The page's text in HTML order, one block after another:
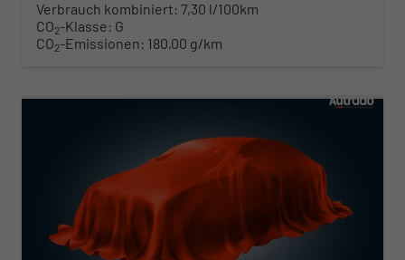
Verbrauch kombiniert: 7,30 l/100km
CO2-Klasse: G
CO2-Emissionen: 180,00 g/km